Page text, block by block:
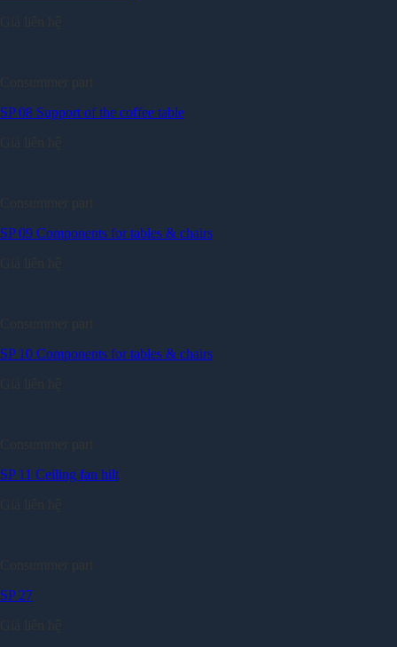
SP 08 Support of the coffee table
SP 09 Components for tables & chairs
SP 10 Components for tables & chairs
SP 11 Ceiling fan hilt
SP 27